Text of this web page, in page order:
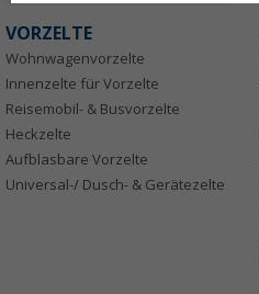
VORZELTE
Wohnwagenvorzelte
Innenzelte für Vorzelte
Reisemobil- & Busvorzelte
Heckzelte
Aufblasbare Vorzelte
Universal-/ Dusch- & Gerätezelte